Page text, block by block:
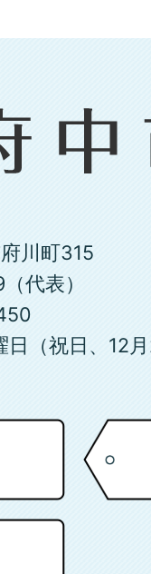
川町315
（代表）
日（祝日、12